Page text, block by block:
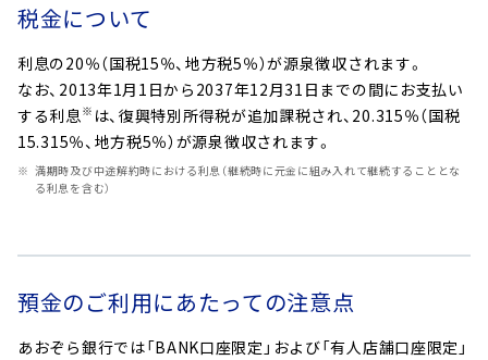
税金について
利息の20％（国税15％、地方税5％）が源泉徴収されます。
なお、2013年1月1日から2037年12月31日までの間にお支払い
する利息※ は、復興特別所得税が追加課税され、20.315％（国税
15.315％、地方税5％）が源泉徴収されます。
満期時及び中途解約時における利息（継続時に元金に組み入れて継続することとな
る利息を含む）
預金のご利用にあたっての注意点
あおぞら銀行では「BANK口座限定」および「有人店舗口座限定」